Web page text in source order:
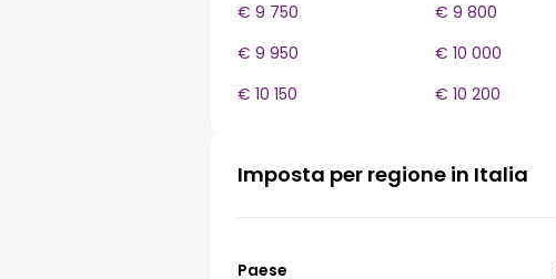
€ 9 750
€ 9 800
€ 9 950
€ 10 000
€ 10 150
€ 10 200
Imposta per regione in Italia
Paese